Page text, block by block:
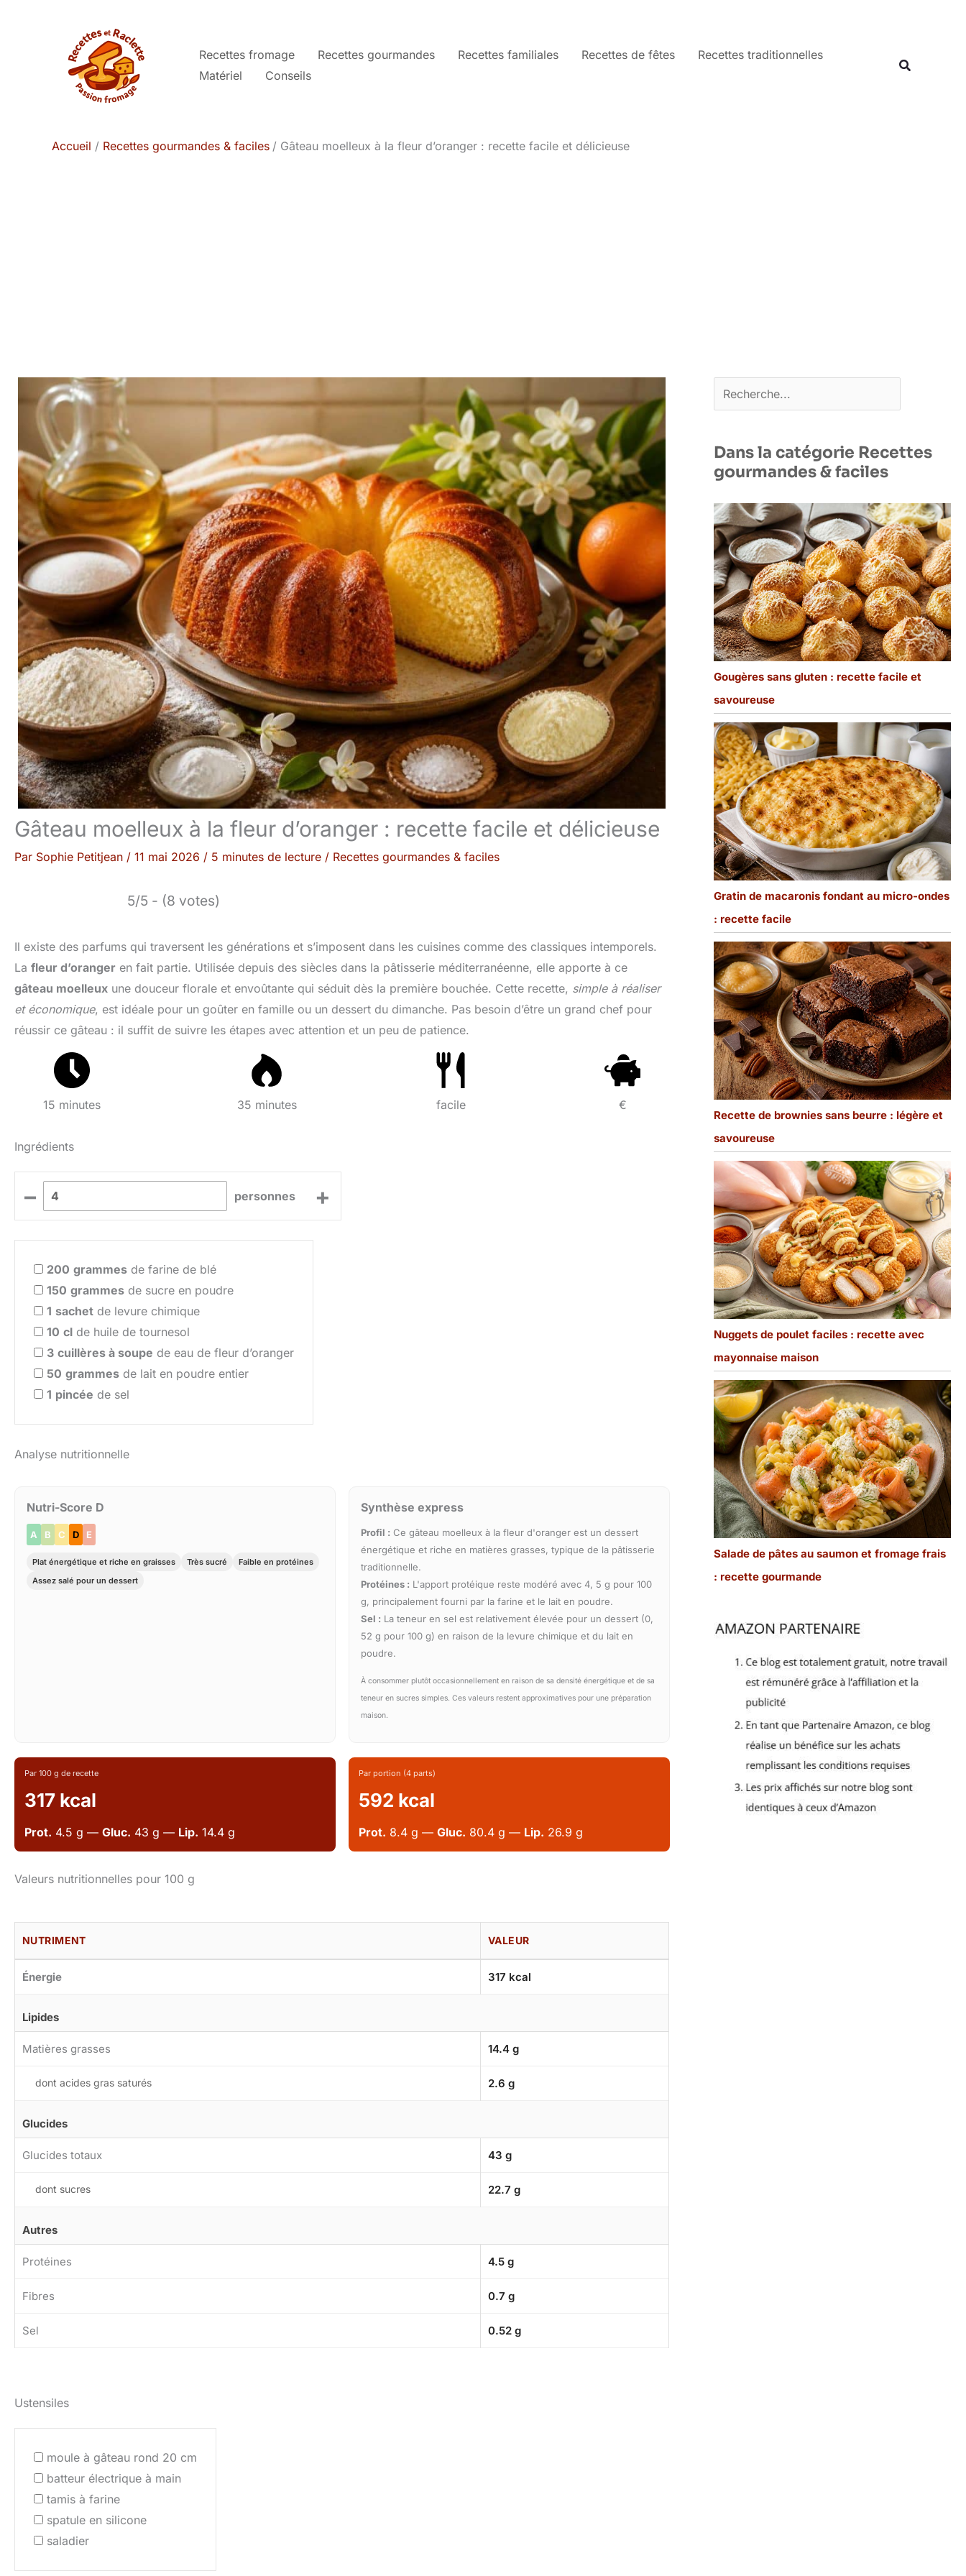
Recettes fromage Recettes gourmandes Recettes familiales Recettes de fêtes
Recettes traditionnelles
Matériel
Conseils
Accueil Recettes gourmandes & faciles Gâteau moelleux à la fleur d’oranger : recette facile et délicieuse
Gâteau moelleux à la fleur d’oranger : recette facile et délicieuse
Par Sophie Petitjean / 11 mai 2026 / 5 minutes de lecture / Recettes gourmandes & faciles
5/5 - (8 votes)
Il existe des parfums qui traversent les générations et s’imposent dans les cuisines comme des classiques intemporels.
La fleur d’oranger en fait partie. Utilisée depuis des siècles dans la pâtisserie méditerranéenne, elle apporte à ce
gâteau moelleux une douceur florale et envoûtante qui séduit dès la première bouchée. Cette recette, simple à réaliser
et économique, est idéale pour un goûter en famille ou un dessert du dimanche. Pas besoin d’être un grand chef pour
réussir ce gâteau : il suffit de suivre les étapes avec attention et un peu de patience.
15 minutes 35 minutes facile €
Ingrédients
– personnes +
200 grammes de farine de blé
150 grammes de sucre en poudre
1 sachet de levure chimique
10 cl de huile de tournesol
3 cuillères à soupe de eau de fleur d’oranger
50 grammes de lait en poudre entier
1 pincée de sel
Analyse nutritionnelle
Nutri-Score D
A B C D E
Plat énergétique et riche en graisses Très sucré
Faible en protéines
Assez salé pour un dessert
Synthèse express
Profil : Ce gâteau moelleux à la fleur d'oranger est un dessert
énergétique et riche en matières grasses, typique de la pâtisserie
traditionnelle.
Protéines : L'apport protéique reste modéré avec 4, 5 g pour 100
g, principalement fourni par la farine et le lait en poudre.
Sel : La teneur en sel est relativement élevée pour un dessert (0,
52 g pour 100 g) en raison de la levure chimique et du lait en
poudre.
À consommer plutôt occasionnellement en raison de sa densité énergétique et de sa
teneur en sucres simples. Ces valeurs restent approximatives pour une préparation
maison.
Par 100 g de recette
317 kcal
Prot. 4.5 g — Gluc. 43 g — Lip. 14.4 g
Par portion (4 parts)
592 kcal
Prot. 8.4 g —Gluc. 80.4 g — Lip. 26.9 g
Valeurs nutritionnelles pour 100 g
NUTRIMENT VALEUR
Énergie 317 kcal
Lipides
Matières grasses 14.4 g
dont acides gras saturés 2.6 g
Glucides
Glucides totaux 43 g
dont sucres 22.7 g
Autres
Protéines 4.5 g
Fibres 0.7 g
Sel 0.52 g
Ustensiles
moule à gâteau rond 20 cm
batteur électrique à main
tamis à farine
spatule en silicone
saladier
Rechercher
Dans la catégorie Recettes
gourmandes & faciles
Gougères sans gluten : recette facile et
savoureuse
Gratin de macaronis fondant au micro-ondes
: recette facile
Recette de brownies sans beurre : légère et
savoureuse
Nuggets de poulet faciles : recette avec
mayonnaise maison
Salade de pâtes au saumon et fromage frais
: recette gourmande